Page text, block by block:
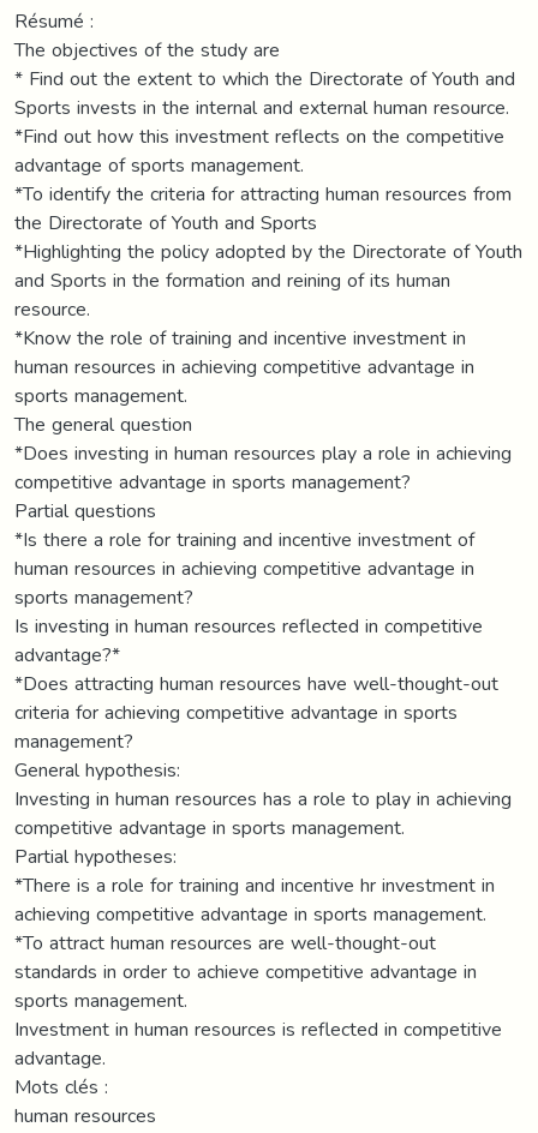
Résumé :
The objectives of the study are
* Find out the extent to which the Directorate of Youth and
Sports invests in the internal and external human resource.
*Find out how this investment reflects on the competitive
advantage of sports management.
*To identify the criteria for attracting human resources from
the Directorate of Youth and Sports
*Highlighting the policy adopted by the Directorate of Youth
and Sports in the formation and reining of its human
resource.
*Know the role of training and incentive investment in
human resources in achieving competitive advantage in
sports management.
The general question
*Does investing in human resources play a role in achieving
competitive advantage in sports management?
Partial questions
*Is there a role for training and incentive investment of
human resources in achieving competitive advantage in
sports management?
Is investing in human resources reflected in competitive
advantage?*
*Does attracting human resources have well-thought-out
criteria for achieving competitive advantage in sports
management?
General hypothesis:
Investing in human resources has a role to play in achieving
competitive advantage in sports management.
Partial hypotheses:
*There is a role for training and incentive hr investment in
achieving competitive advantage in sports management.
*To attract human resources are well-thought-out
standards in order to achieve competitive advantage in
sports management.
Investment in human resources is reflected in competitive
advantage.
Mots clés :
human resources